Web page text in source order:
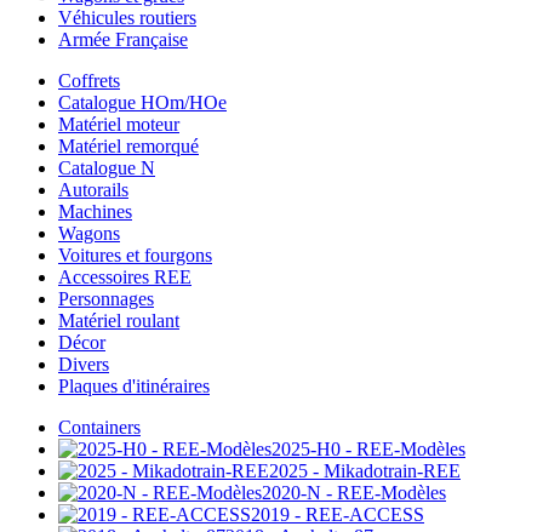
Véhicules routiers
Armée Française
Coffrets
Catalogue HOm/HOe
Matériel moteur
Matériel remorqué
Catalogue N
Autorails
Machines
Wagons
Voitures et fourgons
Accessoires REE
Personnages
Matériel roulant
Décor
Divers
Plaques d'itinéraires
Containers
2025-H0 - REE-Modèles
2025 - Mikadotrain-REE
2020-N - REE-Modèles
2019 - REE-ACCESS